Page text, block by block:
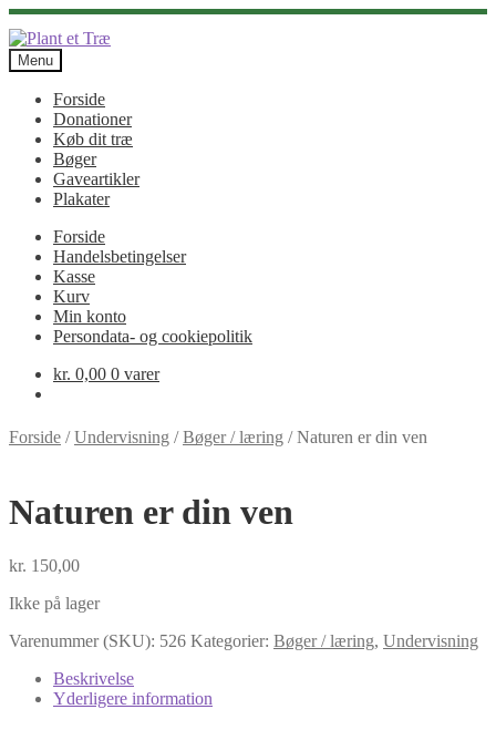
Spring
til
navigation
Spring
til
indhold
Menu
Forside
Donationer
Køb dit træ
Bøger
Gaveartikler
Plakater
Forside
Handelsbetingelser
Kasse
Kurv
Min konto
Persondata- og cookiepolitik
kr. 0,00 0 varer
Forside /Undervisning /Bøger / læring /Naturen er din ven
Naturen er din ven
kr. 150,00
Ikke på lager
Varenummer (SKU): 526 Kategorier: Bøger / læring, Undervisning
Beskrivelse
Yderligere information